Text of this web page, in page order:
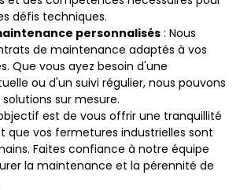
défis techniques.
personnalisés : Nous
de maintenance adaptés à vos
Que vous ayez besoin d'une
ou d'un suivi régulier, nous pouvons
sur mesure.
est de vous offrir une tranquillité
que vos fermetures industrielles sont
Faites confiance à notre équipe
la maintenance et la pérennité de